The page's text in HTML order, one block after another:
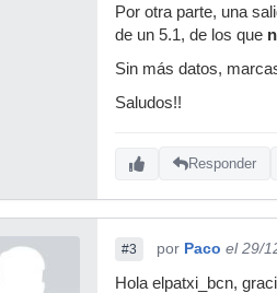
Por otra parte, una
de un 5.1, de los que
Sin más datos,
Saludos!!
Responder
#3 por Paco el 29/
Hola elpatxi_bcn,